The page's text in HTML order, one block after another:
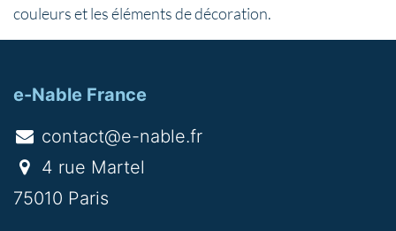
couleurs et les éléments de décoration.
e-Nable France
contact@e-nable.fr
4 rue Martel
75010 Paris